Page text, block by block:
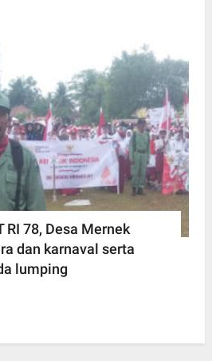
RI 78, Desa Mernek
dan karnaval serta
lumping